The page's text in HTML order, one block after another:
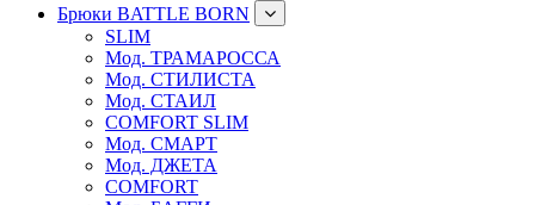
Брюки BATTLE BORN
SLIM
Мод. ТРАМАРОССА
Мод. СТИЛИСТА
Мод. СТАИЛ
COMFORT SLIM
Мод. СМАРТ
Мод. ДЖЕТА
COMFORT